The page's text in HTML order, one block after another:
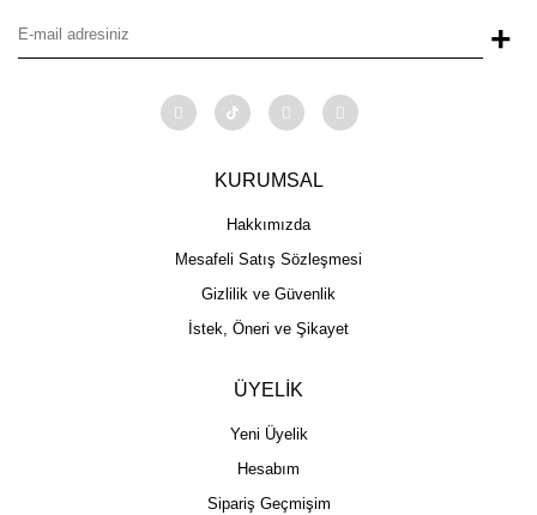
+
KURUMSAL
Hakkımızda
Mesafeli Satış Sözleşmesi
Gizlilik ve Güvenlik
İstek, Öneri ve Şikayet
ÜYELİK
Yeni Üyelik
Hesabım
Sipariş Geçmişim